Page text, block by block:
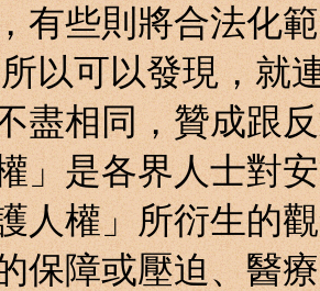
有些則將合法化
以發現，就連
盡相同，贊成跟
」是各界人士對
人權」所衍生的
保障或壓迫、醫